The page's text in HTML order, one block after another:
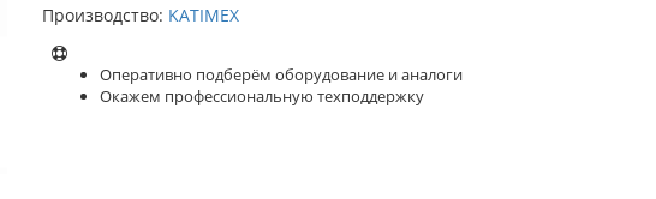
Производство: KATIMEX
Оперативно подберём оборудование и аналоги
Окажем профессиональную техподдержку